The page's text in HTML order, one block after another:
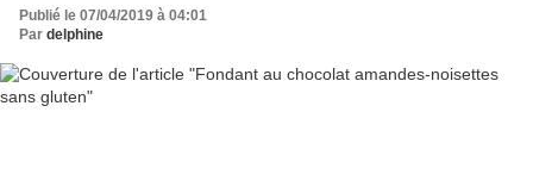
Publié le 07/04/2019 à 04:01
Par delphine